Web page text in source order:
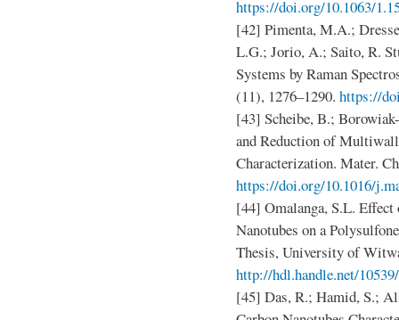
https://doi.org/10.1063/
[42] Pimenta, M.A.;
L.G.; Jorio, A.; Saito, R.
Systems by Raman
(11), 1276–1290. https://
[43] Scheibe, B.;
and Reduction of
Characterization. Mater.
https://doi.org/10.1016/
[44] Omalanga, S.L.
Nanotubes on a
Thesis, University of
http://hdl.handle.net/
[45] Das, R.; Hamid, S.;